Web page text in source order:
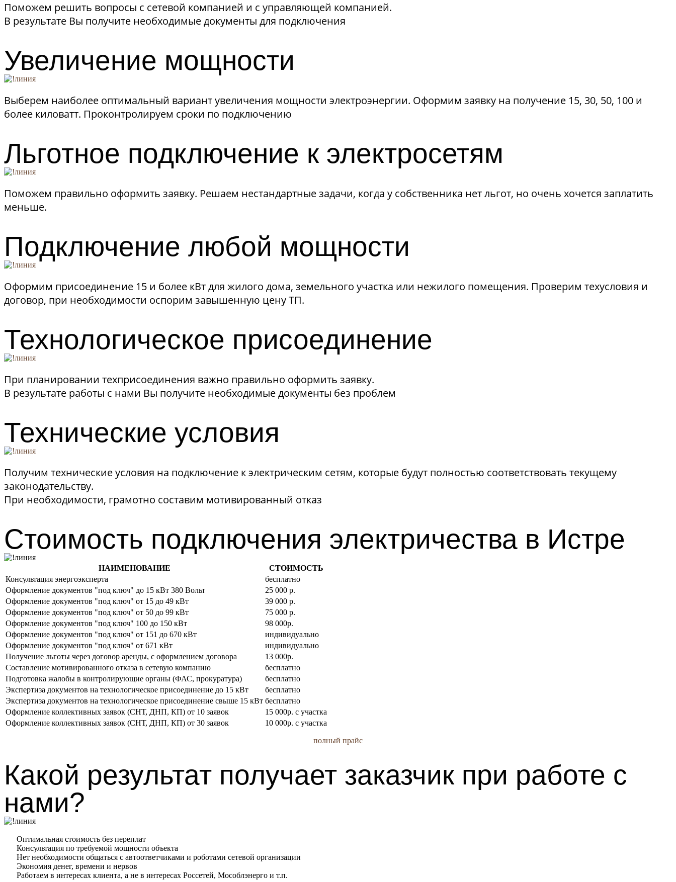
Поможем решить вопросы с сетевой компанией и с управляющей компанией.
В результате Вы получите необходимые документы для подключения
Увеличение мощности
Выберем наиболее оптимальный вариант увеличения мощности электроэнергии. Оформим заявку на получение 15, 30, 50, 100 и
более киловатт. Проконтролируем сроки по подключению
Льготное подключение к электросетям
Поможем правильно оформить заявку. Решаем нестандартные задачи, когда у собственника нет льгот, но очень хочется заплатить
меньше.
Подключение любой мощности
Оформим присоединение 15 и более кВт для жилого дома, земельного участка или нежилого помещения. Проверим техусловия и
договор, при необходимости оспорим завышенную цену ТП.
Технологическое присоединение
При планировании техприсоединения важно правильно оформить заявку.
В результате работы с нами Вы получите необходимые документы без проблем
Технические условия
Получим технические условия на подключение к электрическим сетям, которые будут полностью соответствовать текущему
законодательству.
При необходимости, грамотно составим мотивированный отказ
Стоимость подключения электричества в Истре
НАИМЕНОВАНИЕ
СТОИМОСТЬ
Консультация энергоэксперта
бесплатно
Оформление документов "под ключ" до 15 кВт 380 Вольт
25 000 р.
Оформление документов "под ключ" от 15 до 49 кВт
39 000 р.
Оформление документов "под ключ" от 50 до 99 кВт
75 000 р.
Оформление документов "под ключ" 100 до 150 кВт
98 000р.
Оформление документов "под ключ" от 151 до 670 кВт
индивидуально
Оформление документов "под ключ" от 671 кВт
индивидуально
Получение льготы через договор аренды, с оформлением договора
13 000р.
Составление мотивированного отказа в сетевую компанию
бесплатно
Подготовка жалобы в контролирующие органы (ФАС, прокуратура)
бесплатно
Экспертиза документов на технологическое присоединение до 15 кВт
бесплатно
Экспертиза документов на технологическое присоединение свыше 15 кВт бесплатно
Оформление коллективных заявок (СНТ, ДНП, КП) от 10 заявок
15 000р. с участка
Оформление коллективных заявок (СНТ, ДНП, КП) от 30 заявок
10 000р. с участка
полный прайс
Какой результат получает заказчик при работе с
нами?​
Оптимальная стоимость без переплат
Консультация по требуемой мощности объекта
Нет необходимости общаться с автоответчиками и роботами сетевой организации
Экономия денег, времени и нервов
Работаем в интересах клиента, а не в интересах Россетей, Мособлэнерго и т.п.